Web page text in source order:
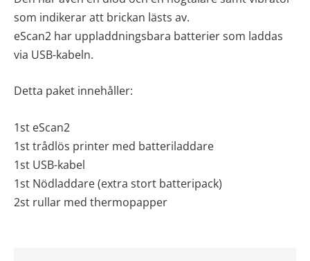
som indikerar att brickan lästs av.
eScan2 har uppladdningsbara batterier som laddas
via USB-kabeln.
Detta paket innehåller:
1st eScan2
1st trådlös printer med batteriladdare
1st USB-kabel
1st Nödladdare (extra stort batteripack)
2st rullar med thermopapper